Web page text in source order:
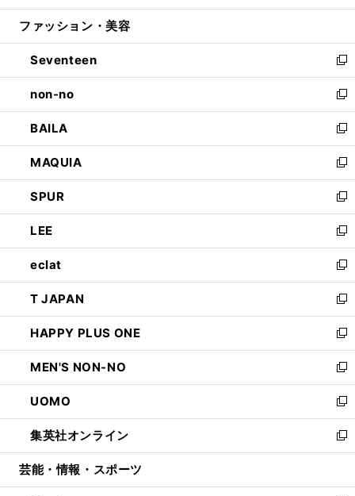
開
ウ
開
く
ン
ウ
で
開
く
ウ
ン
ド
ウ
で
開
く
ファッション・美容
Seventeen
新
し
い
ウ
ィ
ン
ド
ウ
で
開
く
non-no
新
し
い
ウ
ィ
ン
ド
ウ
で
開
く
BAILA
新
し
い
ウ
ィ
ン
ド
ウ
で
開
く
MAQUIA
新
し
い
ウ
ィ
ン
ド
ウ
で
開
く
SPUR
新
し
い
ウ
ィ
ン
ド
ウ
で
開
く
LEE
新
し
い
ウ
ィ
ン
ド
ウ
で
開
く
eclat
新
し
い
ウ
ィ
ン
ド
ウ
で
開
く
T JAPAN
新
し
い
ウ
ィ
ン
ド
ウ
で
開
HAPPY PLUS ONE
新
し
い
ウ
ィ
ン
ド
ウ
開
MEN'S NON-NO
新
し
い
ウ
ィ
ン
ウ
UOMO
新
し
い
ウ
ン
集英社オンライン
新
し
ウ
芸能・情報・スポーツ